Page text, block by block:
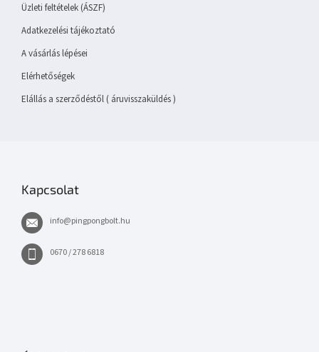
Üzleti feltételek (ÁSZF)
Adatkezelési tájékoztató
A vásárlás lépései
Elérhetőségek
Elállás a szerződéstől ( áruvisszaküldés )
Kapcsolat
info@pingpongbolt.hu
0670 / 278 6818